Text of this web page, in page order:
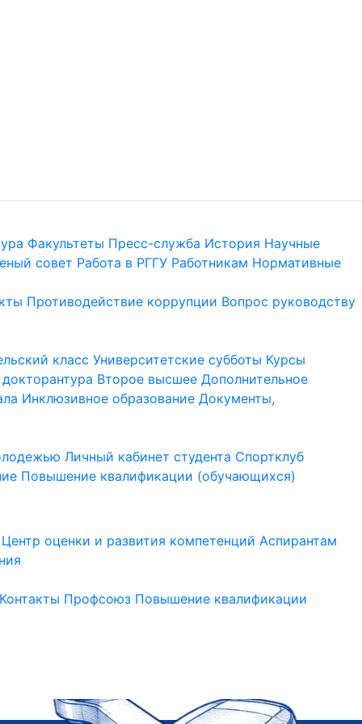
Факультеты Пресс-служба История Научные
совет Работа в РГГУ Работникам Нормативные
Противодействие коррупции Вопрос руководству
класс Университетские субботы Курсы
Второе высшее Дополнительное
Инклюзивное образование Документы,
Личный кабинет студента Спортклуб
Повышение квалификации (обучающихся)
Центр оценки и развития компетенций Аспирантам
Контакты Профсоюз Повышение квалификации